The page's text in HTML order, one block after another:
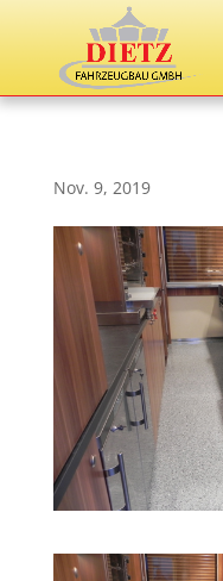
Nov. 9, 2019